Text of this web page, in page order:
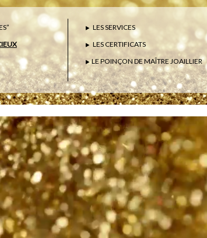
LES SERVICES
LES CERTIFICATS
LE POINÇON DE MAÎTRE JOAILLIER